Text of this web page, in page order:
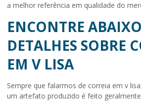
a melhor referência em qualidade do
ENCONTRE
DETALHES SOBRE
EM V LISA
Sempre que falarmos de correia em v lisa
um artefato produzido é feito